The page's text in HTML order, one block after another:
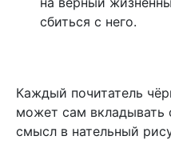
сбиться с него.
Каждый почитатель
может сам вкладывать
смысл в нательный